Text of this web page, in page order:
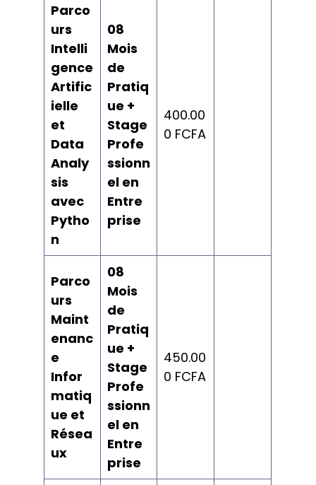
Parco
urs
Intelli
gence
Artific
ielle
et
Data
Analy
sis
avec
Pytho
n
08
Mois
de
Pratiq
ue +
Stage
Profe
ssionn
el en
Entre
prise
400.00
0 FCFA
Parco
urs
Maint
enanc
e
Infor
matiq
ue et
Résea
ux
08
Mois
de
Pratiq
ue +
Stage
Profe
ssionn
el en
Entre
prise
450.00
0 FCFA